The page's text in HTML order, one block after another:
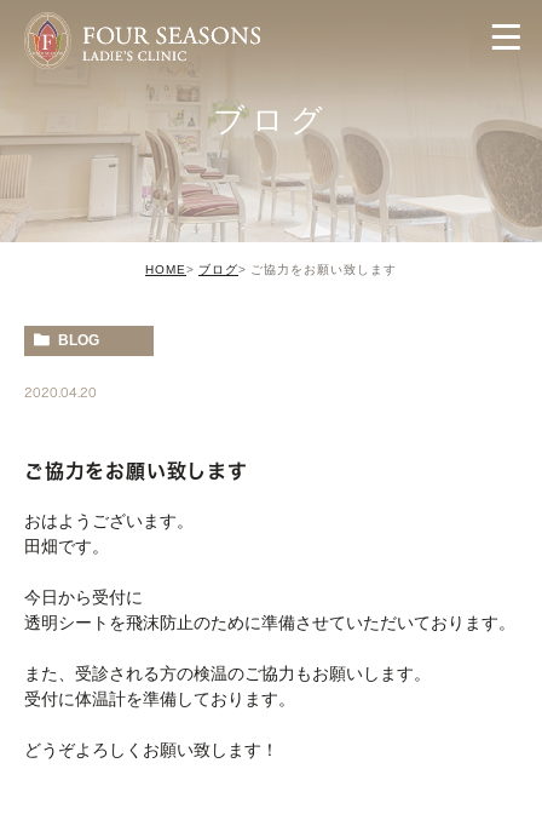
ブログ
HOME ブログ ご協力をお願い致します
BLOG
2020.04.20
ご協力をお願い致します
おはようございます。
田畑です。
今日から受付に
透明シートを飛沫防止のために準備させていただいております。
また、受診される方の検温のご協力もお願いします。
受付に体温計を準備しております。
どうぞよろしくお願い致します！